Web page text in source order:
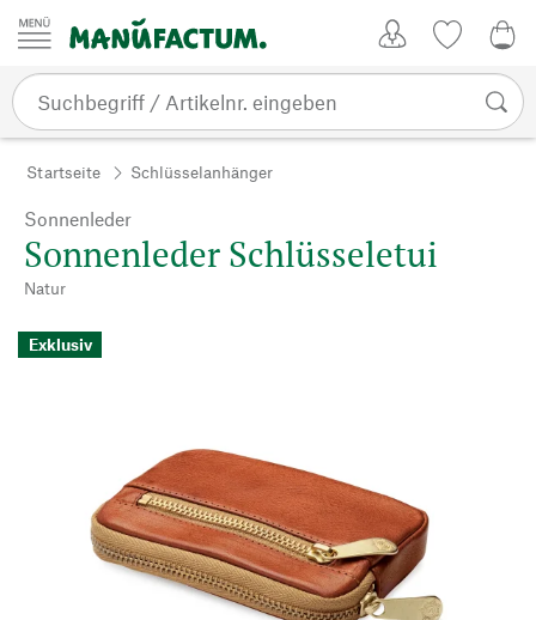
Zum Inhalt springen
Startseite Schlüsselanhänger
Sonnenleder
Sonnenleder Schlüsseletui
Natur
Exklusiv